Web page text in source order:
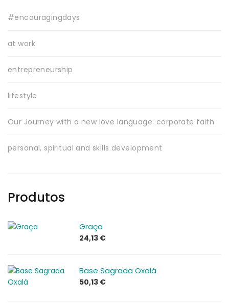
#encouragingdays
at work
entrepreneurship
lifestyle
Our Journey with a new love language: corporate faith
personal, spiritual and skills development
Produtos
Graça
24,13 €
Base Sagrada Oxalá
50,13 €